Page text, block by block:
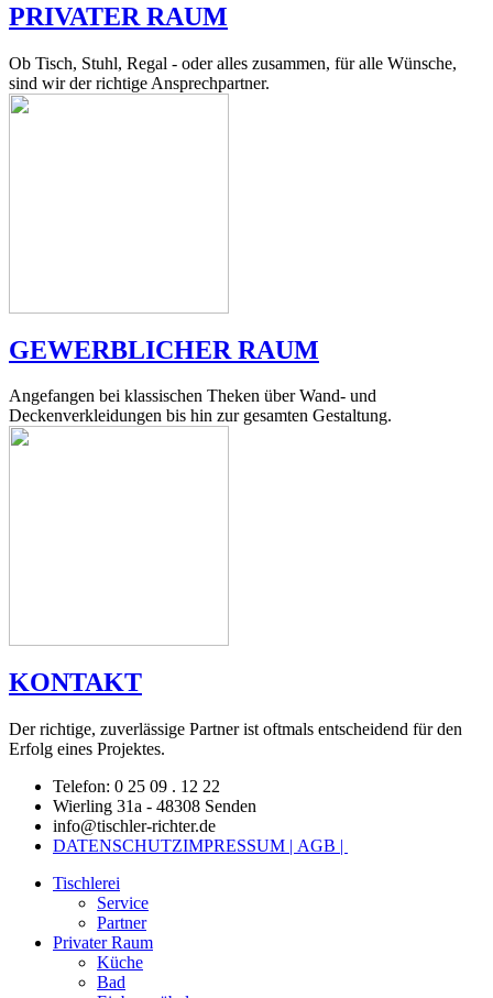
PRIVATER RAUM
Ob Tisch, Stuhl, Regal - oder alles zusammen, für alle Wünsche,
sind wir der richtige Ansprechpartner.
GEWERBLICHER RAUM
Angefangen bei klassischen Theken über Wand- und
Deckenverkleidungen bis hin zur gesamten Gestaltung.
KONTAKT
Der richtige, zuverlässige Partner ist oftmals entscheidend für den
Erfolg eines Projektes.
Telefon: 0 25 09 . 12 22
Wierling 31a - 48308 Senden
info@tischler-richter.de
DATENSCHUTZIMPRESSUM | AGB |
Tischlerei
Service
Partner
Privater Raum
Küche
Bad